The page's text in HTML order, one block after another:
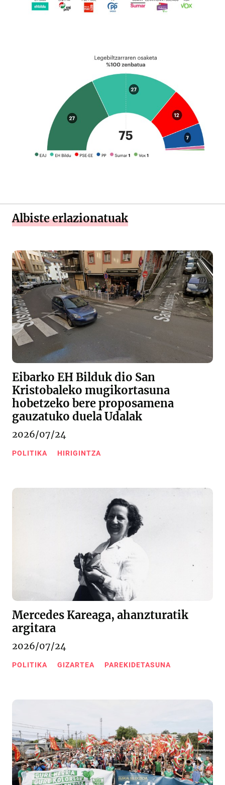
Albiste erlazionatuak
Eibarko EH Bilduk dio San
Kristobaleko mugikortasuna
hobetzeko bere proposamena
gauzatuko duela Udalak
2026/07/24
POLITIKA HIRIGINTZA
Mercedes Kareaga, ahanzturatik
argitara
2026/07/24
POLITIKA GIZARTEA PAREKIDETASUNA